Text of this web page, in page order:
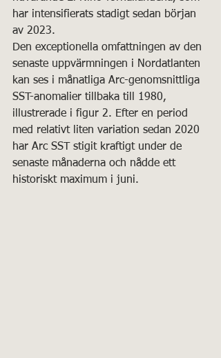
har intensifierats stadigt sedan början
av 2023.
Den exceptionella omfattningen av den
senaste uppvärmningen i Nordatlanten
kan ses i månatliga Arc-genomsnittliga
SST-anomalier tillbaka till 1980,
illustrerade i figur 2. Efter en period
med relativt liten variation sedan 2020
har Arc SST stigit kraftigt under de
senaste månaderna och nådde ett
historiskt maximum i juni.